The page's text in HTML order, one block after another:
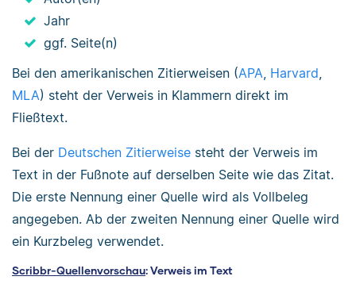
Jahr
ggf. Seite(n)
Bei den amerikanischen Zitierweisen (APA, Harvard,
MLA) steht der Verweis in Klammern direkt im
Fließtext.
Bei der Deutschen Zitierweise steht der Verweis im
Text in der Fußnote auf derselben Seite wie das Zitat.
Die erste Nennung einer Quelle wird als Vollbeleg
angegeben. Ab der zweiten Nennung einer Quelle wird
ein Kurzbeleg verwendet.
Scribbr-Quellenvorschau: Verweis im Text